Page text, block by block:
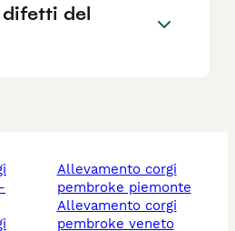
del
allevamento corgi
pembroke piemonte
allevamento corgi
pembroke veneto